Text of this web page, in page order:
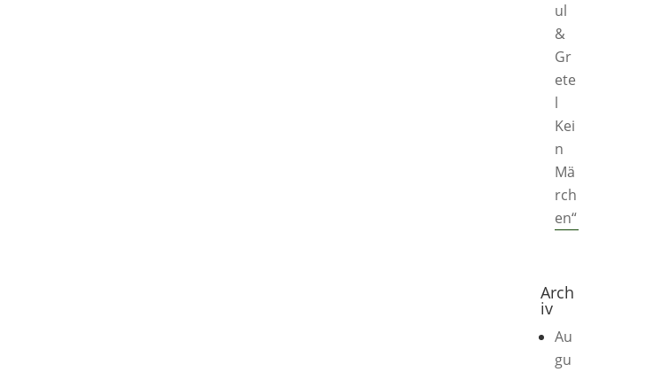
ul
&
Gr
ete
l
Kei
n
Mä
rch
en“
Arch
iv
Au
gu